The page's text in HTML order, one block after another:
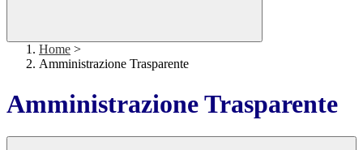
Home >
Amministrazione Trasparente
Amministrazione Trasparente